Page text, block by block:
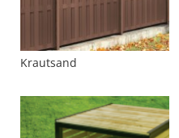
Krautsand